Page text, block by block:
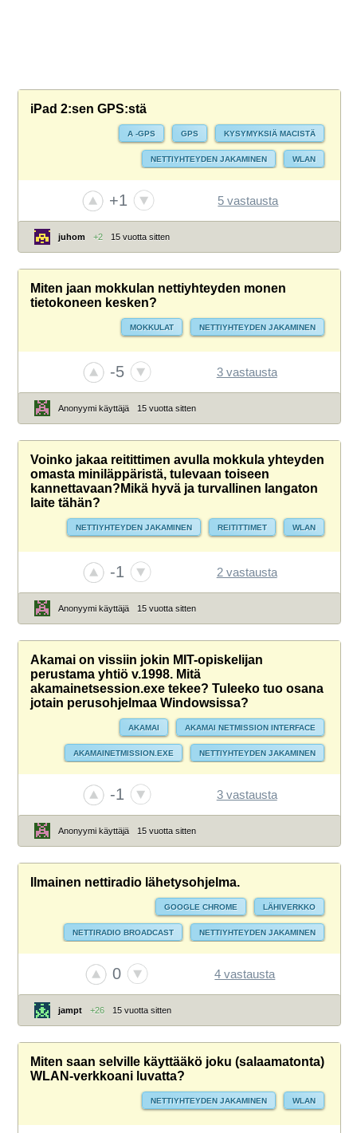
iPad 2:sen GPS:stä
A -GPS GPS KYSYMYKSIÄ MACISTÄ
NETTIYHTEYDEN JAKAMINEN WLAN
+1 5 vastausta
juhom +2 15 vuotta sitten
Miten jaan mokkulan nettiyhteyden monen
tietokoneen kesken?
MOKKULAT NETTIYHTEYDEN JAKAMINEN
-5 3 vastausta
Anonyymi käyttäjä 15 vuotta sitten
Voinko jakaa reitittimen avulla mokkula yhteyden
omasta miniläppäristä, tulevaan toiseen
kannettavaan?Mikä hyvä ja turvallinen langaton
laite tähän?
NETTIYHTEYDEN JAKAMINEN REITITTIMET WLAN
-1 2 vastausta
Anonyymi käyttäjä 15 vuotta sitten
Akamai on vissiin jokin MIT-opiskelijan
perustama yhtiö v.1998. Mitä
akamainetsession.exe tekee? Tuleeko tuo osana
jotain perusohjelmaa Windowsissa?
AKAMAI AKAMAI NETMISSION INTERFACE
AKAMAINETMISSION.EXE NETTIYHTEYDEN JAKAMINEN
-1 3 vastausta
Anonyymi käyttäjä 15 vuotta sitten
Ilmainen nettiradio lähetysohjelma.
GOOGLE CHROME LÄHIVERKKO
NETTIRADIO BROADCAST NETTIYHTEYDEN JAKAMINEN
0 4 vastausta
jampt +26 15 vuotta sitten
Miten saan selville käyttääkö joku (salaamatonta)
WLAN-verkkoani luvatta?
NETTIYHTEYDEN JAKAMINEN WLAN